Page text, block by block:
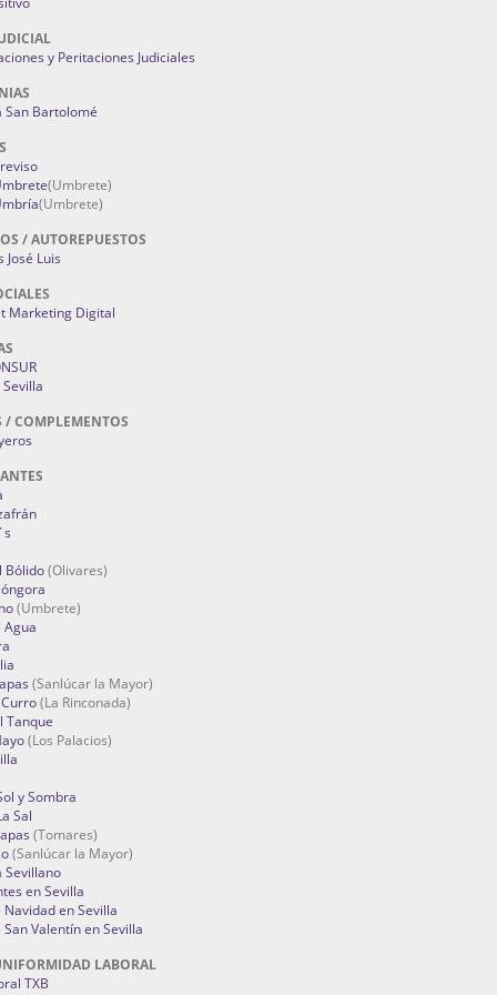
y Peritaciones Judiciales
San Bartolomé
(Umbrete)
(Umbrete)
/ AUTOREPUESTOS
José Luis
Marketing Digital
/ COMPLEMENTOS
Bólido(Olivares)
(Umbrete)
(Sanlúcar la Mayor)
(La Rinconada)
Tanque
(Los Palacios)
y Sombra
Sal
(Tomares)
(Sanlúcar la Mayor)
Sevillano
en Sevilla
Navidad en Sevilla
Valentín en Sevilla
LABORAL
TXB